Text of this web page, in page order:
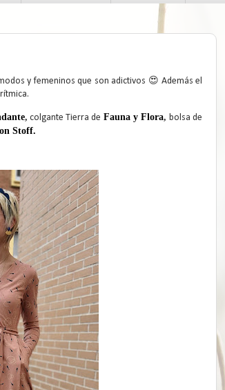
y femeninos que son adictivos 😍 Además el
, colgante Tierra de Fauna y Flora, bolsa de
Stoff.